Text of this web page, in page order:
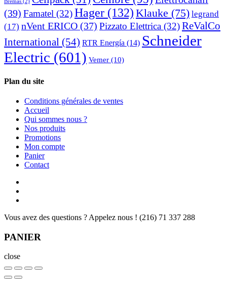
Bremas (2)
(39) Famatel (32)Hager (132) Klauke (75) legrand
(17) nVent ERICO (37) Pizzato Elettrica (32)ReValCo
International (54) RTR Energía (14) Schneider
Electric (601) Vemer (10)
Plan du site
Conditions générales de ventes
Accueil
Qui sommes nous ?
Nos produits
Promotions
Mon compte
Panier
Contact
Vous avez des questions ? Appelez nous ! (216) 71 337 288
PANIER
close